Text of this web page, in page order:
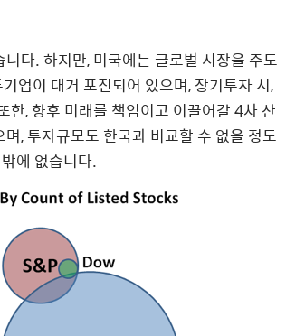
다. 하지만, 미국에는 글로벌 시장을 주도
업이 대거 포진되어 있으며, 장기투자 시,
, 향후 미래를 책임이고 이끌어갈 4차 산
, 투자규모도 한국과 비교할 수 없을 정도
에 없습니다.